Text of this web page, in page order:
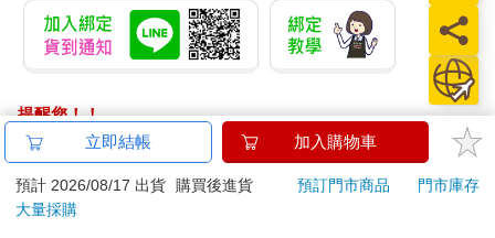
提醒您！！
金石堂及銀行均不會請您操作ATM! 如接獲電話要求您前往
ATM提款機，請不要聽從指示，以免受騙上當！
退換貨須知：
立即結帳 加入購物車
預計 2026/08/17 出貨 購買後進貨 預訂門市商品
門市庫存
大量採購